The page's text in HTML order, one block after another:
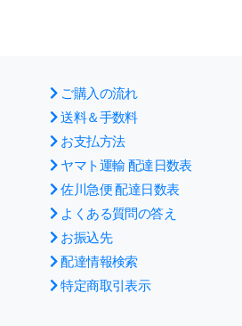
ご購入の流れ
送料＆手数料
お支払方法
ヤマト運輸 配達日数表
佐川急便 配達日数表
よくある質問の答え
お振込先
配達情報検索
特定商取引表示